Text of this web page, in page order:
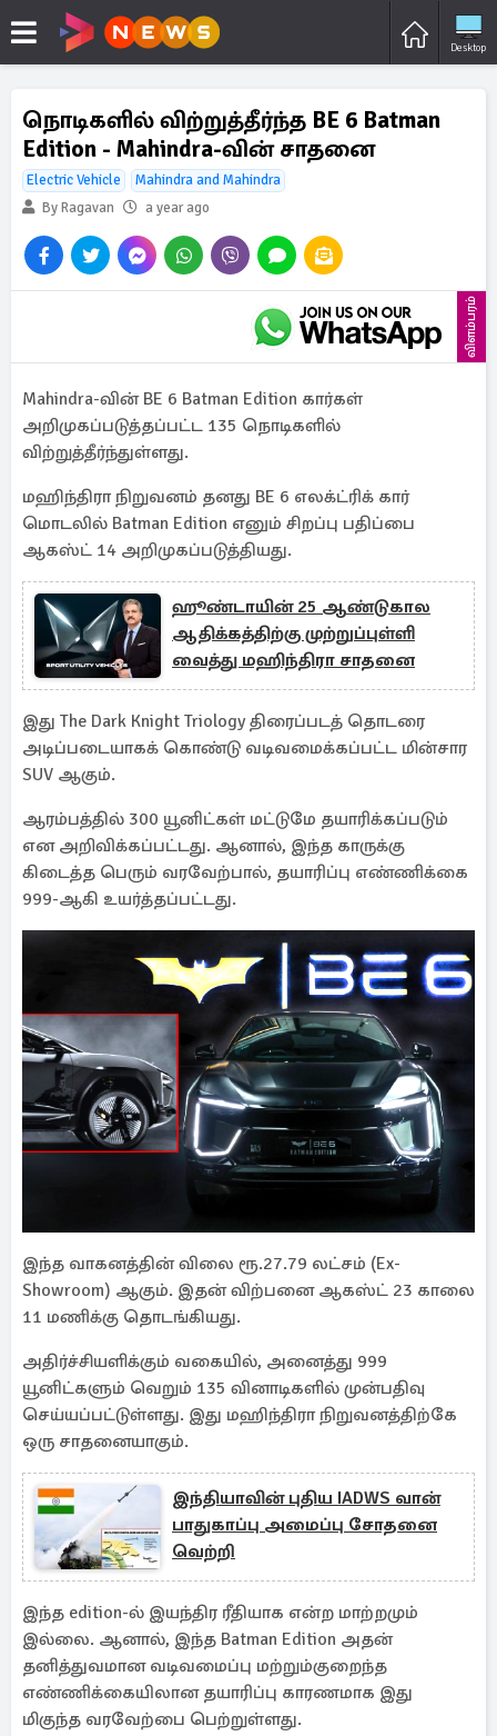
Desktop
நொடிகளில் விற்றுத்தீர்ந்த BE 6 Batman
Edition - Mahindra-வின் சாதனை
Electric Vehicle
Mahindra and Mahindra
By Ragavan
a year ago
விளம்பரம்
Mahindra-வின் BE 6 Batman Edition கார்கள்
அறிமுகப்படுத்தப்பட்ட 135 நொடிகளில்
விற்றுத்தீர்ந்துள்ளது.
மஹிந்திரா நிறுவனம் தனது BE 6 எலக்ட்ரிக் கார்
மொடலில் Batman Edition எனும் சிறப்பு பதிப்பை
ஆகஸ்ட் 14 அறிமுகப்படுத்தியது.
ஹூண்டாயின் 25 ஆண்டுகால
ஆதிக்கத்திற்கு முற்றுப்புள்ளி
வைத்து மஹிந்திரா சாதனை
இது The Dark Knight Triology திரைப்படத் தொடரை
அடிப்படையாகக் கொண்டு வடிவமைக்கப்பட்ட மின்சார
SUV ஆகும்.
ஆரம்பத்தில் 300 யூனிட்கள் மட்டுமே தயாரிக்கப்படும்
என அறிவிக்கப்பட்டது. ஆனால், இந்த காருக்கு
கிடைத்த பெரும் வரவேற்பால், தயாரிப்பு எண்ணிக்கை
999-ஆகி உயர்த்தப்பட்டது.
இந்த வாகனத்தின் விலை ரூ.27.79 லட்சம் (Ex-
Showroom) ஆகும். இதன் விற்பனை ஆகஸ்ட் 23 காலை
11 மணிக்கு தொடங்கியது.
அதிர்ச்சியளிக்கும் வகையில், அனைத்து 999
யூனிட்களும் வெறும் 135 வினாடிகளில் முன்பதிவு
செய்யப்பட்டுள்ளது. இது மஹிந்திரா நிறுவனத்திற்கே
ஒரு சாதனையாகும்.
இந்தியாவின் புதிய IADWS வான்
பாதுகாப்பு அமைப்பு சோதனை
வெற்றி
இந்த edition-ல் இயந்திர ரீதியாக என்ற மாற்றமும்
இல்லை. ஆனால், இந்த Batman Edition அதன்
தனித்துவமான வடிவமைப்பு மற்றும்குறைந்த
எண்ணிக்கையிலான தயாரிப்பு காரணமாக இது
மிகுந்த வரவேற்பை பெற்றுள்ளது.